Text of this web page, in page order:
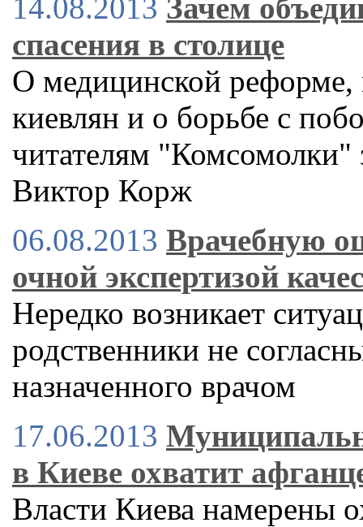
14.08.2013 Зачем
спасения в столице
О медицинской реформе,
киевлян и о борьбе с
читателям "Комсомолки"
Виктор Корж
06.08.2013 Врачебную
очной экспертизой
Нередко возникает
родственники не
назначенного врачом
17.06.2013
в Киеве охватит
Власти Киева намерены